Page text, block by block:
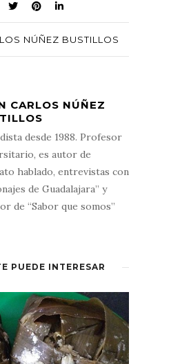
NÚÑEZ BUSTILLOS
CARLOS NÚÑEZ
desde 1988. Profesor
es autor de
hablado, entrevistas con
de Guadalajara” y
de “Sabor que somos”
PUEDE INTERESAR